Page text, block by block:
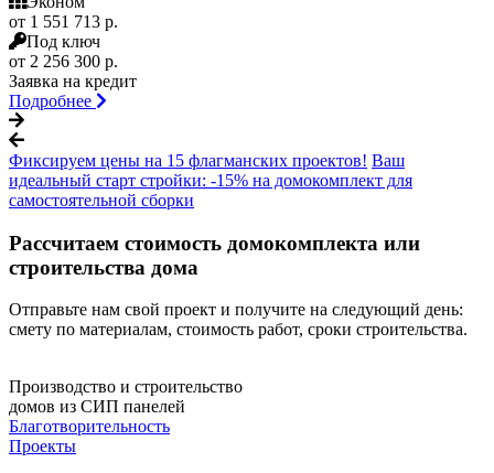
от 1 551 713 р.
Под ключ
от 2 256 300 р.
Заявка на кредит
Подробнее
Фиксируем цены на 15 флагманских проектов! Ваш
идеальный старт стройки: -15% на домокомплект для
самостоятельной сборки
Рассчитаем стоимость домокомплекта или
строительства дома
Отправьте нам свой проект и получите на следующий день:
смету по материалам, стоимость работ, сроки строительства.
Производство и строительство
домов из СИП панелей
Благотворительность
Проекты